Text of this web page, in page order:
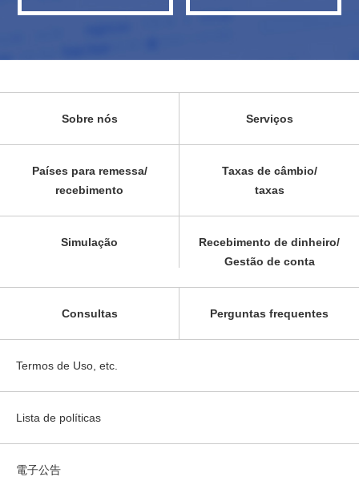
Sobre nós Serviços
Países para remessa/
recebimento
Taxas de câmbio/
taxas
Simulação
Recebimento de dinheiro/
Gestão de conta
Consultas Perguntas frequentes
Termos de Uso, etc.
Lista de políticas
電子公告